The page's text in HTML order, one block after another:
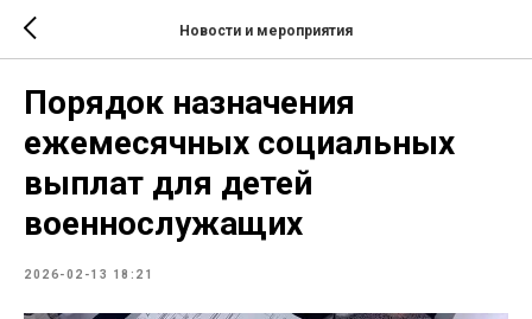
Новости и мероприятия
Порядок назначения
ежемесячных социальных
выплат для детей
военнослужащих
2026-02-13 18:21